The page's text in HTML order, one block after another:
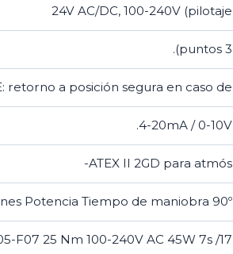
24V AC/DC, 100-240V (pilotaje
3 puntos).
retorno a posición segura en caso de
4-20mA / 0-10V.
ATEX II 2GD para atmós-
Potencia Tiempo de maniobra 90º
17/ F05-F07 25 Nm 100-240V AC 45W 7s